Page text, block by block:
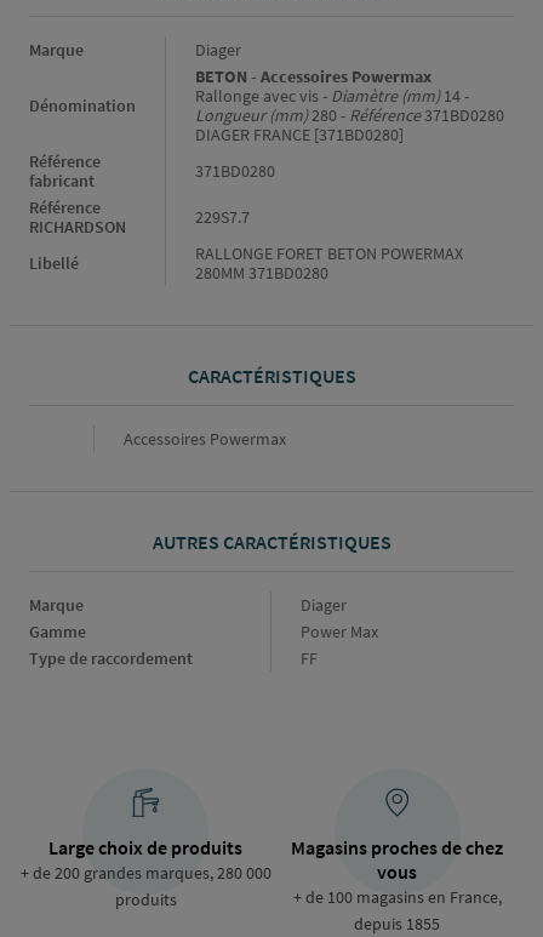
Informations générales
Marque Diager
Dénomination
BETON - Accessoires Powermax
Rallonge avec vis - Diamètre (mm)14 -
Longueur (mm)280 - Référence371BD0280
DIAGER FRANCE [371BD0280]
Référence
fabricant
371BD0280
Référence
RICHARDSON
229S7.7
Libellé
RALLONGE FORET BETON POWERMAX
280MM 371BD0280
CARACTÉRISTIQUES
CaractéristiquesAccessoires Powermax
AUTRES CARACTÉRISTIQUES
Marque Marque
Diager
Gamme
Gamme
Power Max
Type de raccordement
Type
FF
Large choix de produits
+ de 200 grandes marques, 280 000
produits
Magasins proches de chez
vous
+ de 100 magasins en France,
depuis 1855